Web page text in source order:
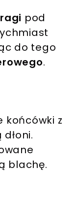
pod
do tego
.
końcówki z
blachę.